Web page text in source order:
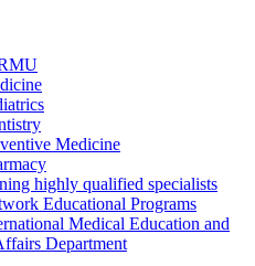
Medicine
highly qualified specialists
Educational Programs
Medical Education and
Department